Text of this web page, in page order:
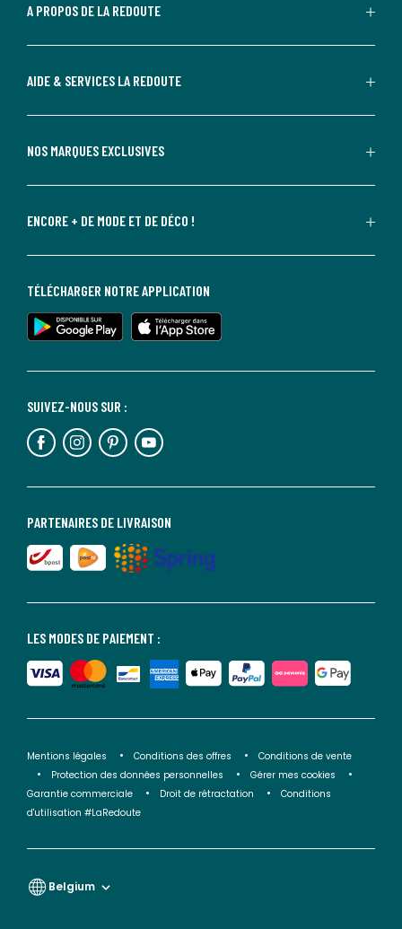
A PROPOS DE LA REDOUTE
AIDE & SERVICES LA REDOUTE
NOS MARQUES EXCLUSIVES
ENCORE + DE MODE ET DE DÉCO !
LES MODES DE PAIEMENT :
PARTENAIRES DE LIVRAISON
SUIVEZ-NOUS SUR :
TÉLÉCHARGER NOTRE APPLICATION
Mentions légales Conditions des offres
Conditions de vente
Protection des données personnelles
Gérer mes cookies
Garantie commerciale
Droit de rétractation
Conditions
d'utilisation #LaRedoute
Belgium